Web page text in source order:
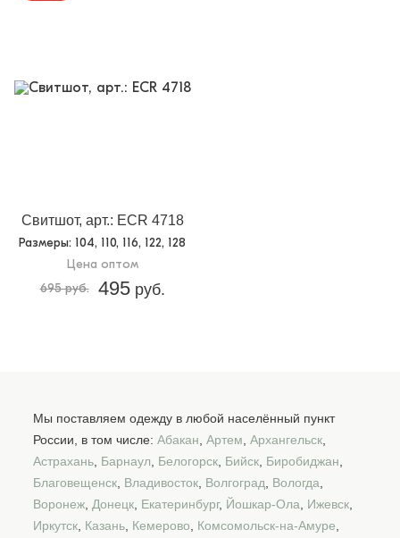
Свитшот, арт.: ECR 4718
Размеры: 104, 110, 116, 122, 128
Цена оптом
695 руб.
495руб.
Мы поставляем одежду в любой населённый пункт
России, в том числе: Абакан Артем Архангельск
Астрахань Барнаул Белогорск Бийск Биробиджан
Благовещенск Владивосток Волгоград Вологда
Воронеж Донецк Екатеринбург, Йошкар-Ола Ижевск
Иркутск Казань Кемерово Комсомольск-на-Амуре